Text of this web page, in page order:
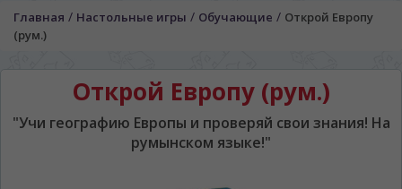
Главная / Настольные игры / Обучающие / Открой Европу
(рум.)
Открой Европу (рум.)
"Учи географию Европы и проверяй свои знания! На
румынском языке!"